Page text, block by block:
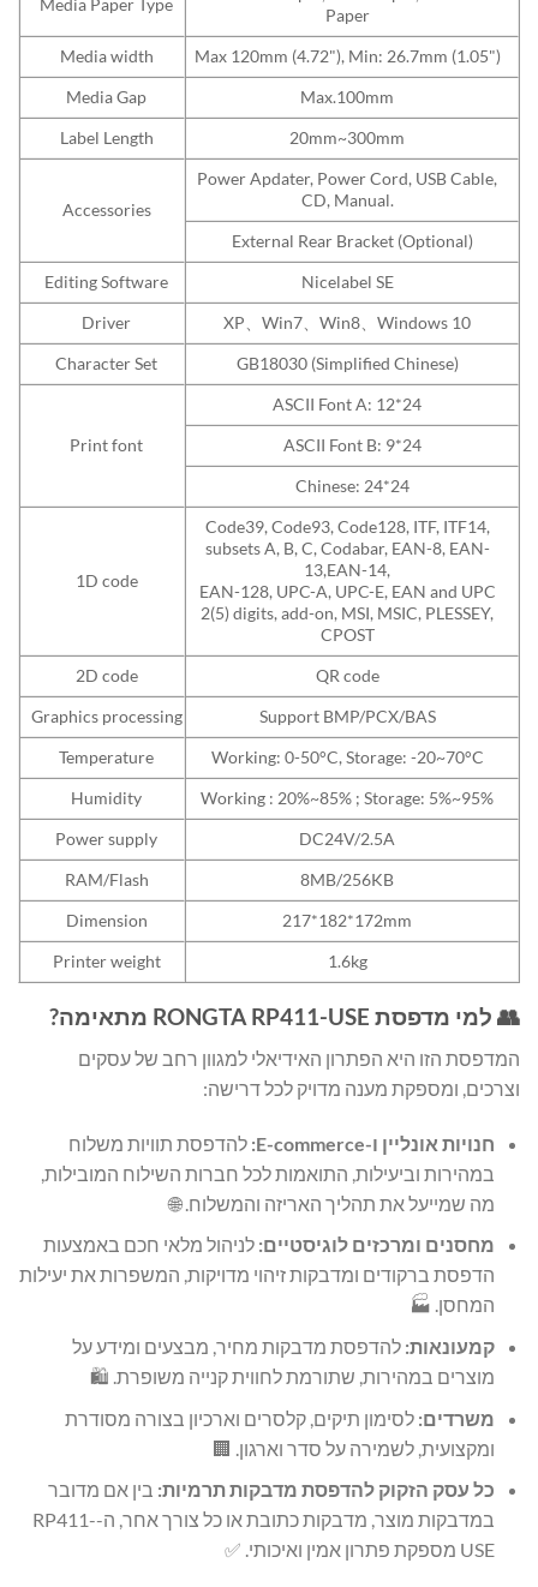
Media Paper Type
Paper
Media width
Max 120mm (4.72"), Min: 26.7mm (1.05")
Media Gap
Max.100mm
Label Length
20mm~300mm
Accessories
Power Apdater, Power Cord, USB Cable,
CD, Manual.
External Rear Bracket (Optional)
Editing Software
Nicelabel SE
Driver
XP、Win7、Win8、Windows 10
Character Set
GB18030 (Simplified Chinese)
Print font
ASCII Font A: 12*24
ASCII Font B: 9*24
Chinese: 24*24
1D code
Code39, Code93, Code128, ITF, ITF14,
subsets A, B, C, Codabar, EAN-8, EAN-
13,EAN-14,
EAN-128, UPC-A, UPC-E, EAN and UPC
2(5) digits, add-on, MSI, MSIC, PLESSEY,
CPOST
2D code
QR code
Graphics processing
Support BMP/PCX/BAS
Temperature
Working: 0-50°C, Storage: -20~70°C
Humidity
Working : 20%~85% ; Storage: 5%~95%
Power supply
DC24V/2.5A
RAM/Flash
8MB/256KB
Dimension
217*182*172mm
Printer weight
1.6kg
👥 למי מדפסת RONGTA RP411-USE מתאימה?
המדפסת הזו היא הפתרון האידיאלי למגוון רחב של עסקים
וצרכים, ומספקת מענה מדויק לכל דרישה:
חנויות אונליין ו-E-commerce:
להדפסת תוויות משלוח
במהירות וביעילות, התואמות לכל חברות השילוח המובילות,
מה שמייעל את תהליך האריזה והמשלוח. 🌐
מחסנים ומרכזים לוגיסטיים: לניהול מלאי חכם באמצעות
הדפסת ברקודים ומדבקות זיהוי מדויקות, המשפרות את יעילות
המחסן. 🏭
קמעונאות: להדפסת מדבקות מחיר, מבצעים ומידע על
מוצרים במהירות, שתורמת לחווית קנייה משופרת. 🛍️
משרדים: לסימון תיקים, קלסרים וארכיון בצורה מסודרת
ומקצועית, לשמירה על סדר וארגון. 🏢
כל עסק הזקוק להדפסת מדבקות תרמיות: בין אם מדובר
במדבקות מוצר, מדבקות כתובת או כל צורך אחר, ה-RP411-
USE מספקת פתרון אמין ואיכותי. ✅